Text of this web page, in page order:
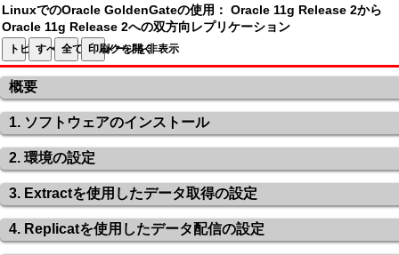
LinuxでのOracle GoldenGateの使用： Oracle 11g Release 2から
Oracle 11g Release 2への双方向レプリケーション
トピック一覧
すべてのトピックを開く
全てのイメージを非表示
印刷
概要
1. ソフトウェアのインストール
2. 環境の設定
3. Extractを使用したデータ取得の設定
4. Replicatを使用したデータ配信の設定